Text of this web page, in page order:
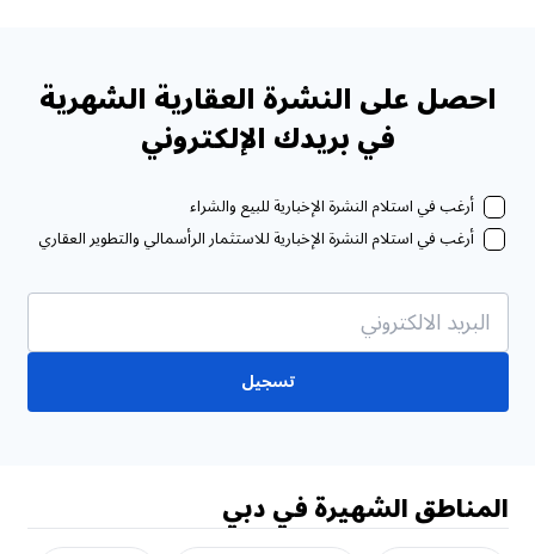
احصل على النشرة العقارية الشهرية
في بريدك الإلكتروني
أرغب في استلام النشرة الإخبارية للبيع والشراء
أرغب في استلام النشرة الإخبارية للاستثمار الرأسمالي والتطوير العقاري
تسجيل
المناطق الشهيرة في دبي